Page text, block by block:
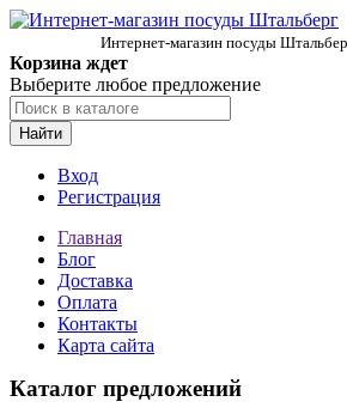
Интернет-магазин посуды
Корзина ждет
Выберите любое предложение
Найти
Вход
Регистрация
Главная
Блог
Доставка
Оплата
Контакты
Карта сайта
Каталог предложений